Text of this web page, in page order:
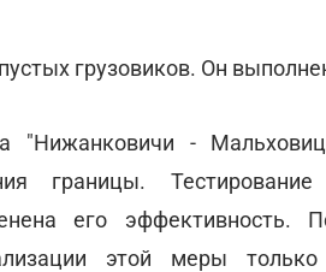
грузовиков. Он
"Нижанковичи -
границы. Тестирование
его эффективность.
этой меры только